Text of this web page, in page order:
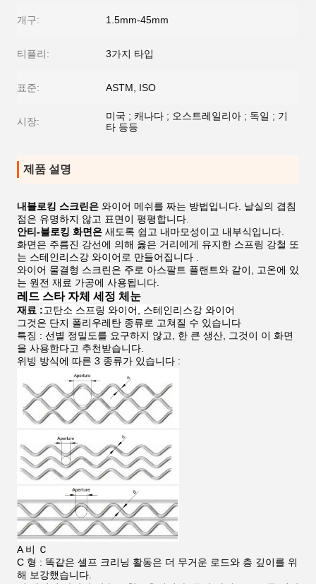
개구: 1.5mm-45mm
티플리: 3가지 타입
표준: ASTM, ISO
시장:
미국 ; 캐나다 ; 오스트레일리아 ; 독일 ; 기
타 등등
제품 설명
내블로킹 스크린은 와이어 메쉬를 짜는 방법입니다. 날실의 겹침
점은 유명하지 않고 표면이 평평합니다.
안티-블로킹 화면은 새도록 쉽고 내마모성이고 내부식입니다.
화면은 주름진 강선에 의해 옳은 거리에게 유지한 스프링 강철 또
는 스테인리스강 와이어로 만들어집니다 .
와이어 물결형 스크린은 주로 아스팔트 플랜트와 같이, 고온에 있
는 원전 재료 가공에 사용됩니다.
레드 스타 자체 세정 체눈
재료 :고탄소 스프링 와이어, 스테인리스강 와이어
그것은 단지 폴리우레탄 종류로 고쳐질 수 있습니다
특징 : 선별 정밀도를 요구하지 않고, 한 큰 생산, 그것이 이 화면
을 사용한다고 추천받습니다.
위빙 방식에 따른 3 종류가 있습니다 :
A 비 Ｃ
C 형 : 똑같은 셀프 크리닝 활동은 더 무거운 로드와 층 깊이를 위
해 보강했습니다.